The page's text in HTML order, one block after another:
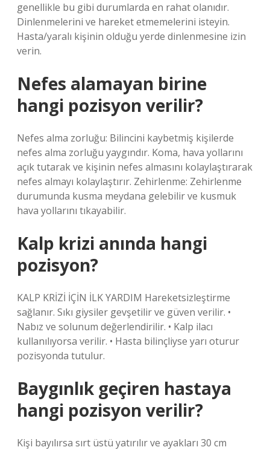
genellikle bu gibi durumlarda en rahat olanıdır.
Dinlenmelerini ve hareket etmemelerini isteyin.
Hasta/yaralı kişinin olduğu yerde dinlenmesine izin
verin.
Nefes alamayan birine
hangi pozisyon verilir?
Nefes alma zorluğu: Bilincini kaybetmiş kişilerde
nefes alma zorluğu yaygındır. Koma, hava yollarını
açık tutarak ve kişinin nefes almasını kolaylaştırarak
nefes almayı kolaylaştırır. Zehirlenme: Zehirlenme
durumunda kusma meydana gelebilir ve kusmuk
hava yollarını tıkayabilir.
Kalp krizi anında hangi
pozisyon?
KALP KRİZİ İÇİN İLK YARDIM Hareketsizleştirme
sağlanır. Sıkı giysiler gevşetilir ve güven verilir. •
Nabız ve solunum değerlendirilir. • Kalp ilacı
kullanılıyorsa verilir. • Hasta bilinçliyse yarı oturur
pozisyonda tutulur.
Baygınlık geçiren hastaya
hangi pozisyon verilir?
Kişi bayılırsa sırt üstü yatırılır ve ayakları 30 cm